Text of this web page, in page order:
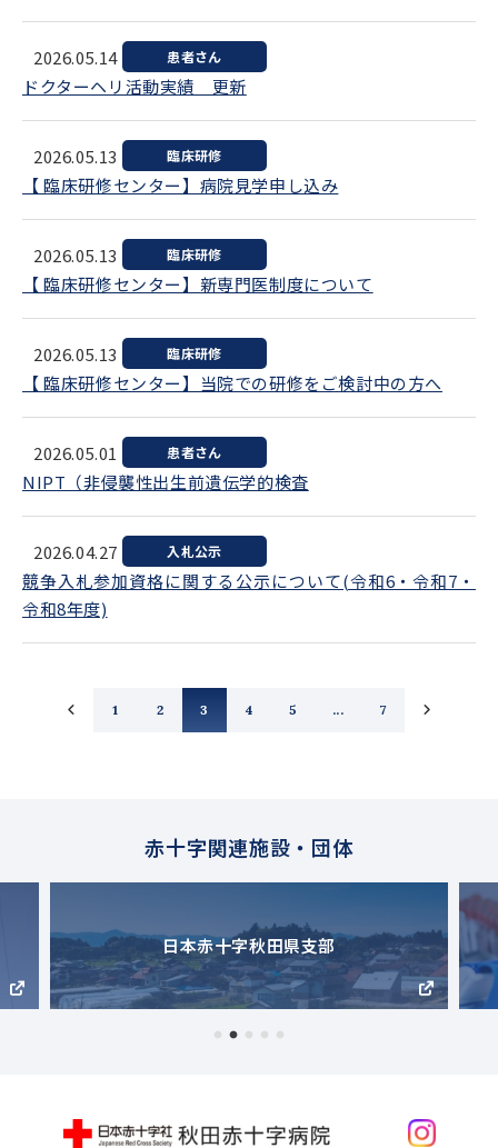
2026.05.14 患者さん
ドクターヘリ活動実績 更新
2026.05.13 臨床研修
【 臨床研修センター】病院見学申し込み
2026.05.13 臨床研修
【 臨床研修センター】新専門医制度について
2026.05.13 臨床研修
【 臨床研修センター】当院での研修をご検討中の方へ
2026.05.01 患者さん
NIPT（非侵襲性出生前遺伝学的検査
2026.04.27 入札公示
競争入札参加資格に関する公示について(令和6・令和7・
令和8年度)
1 2 3 4 5 ... 7
赤十字関連施設・団体
日本赤十字秋田県支部